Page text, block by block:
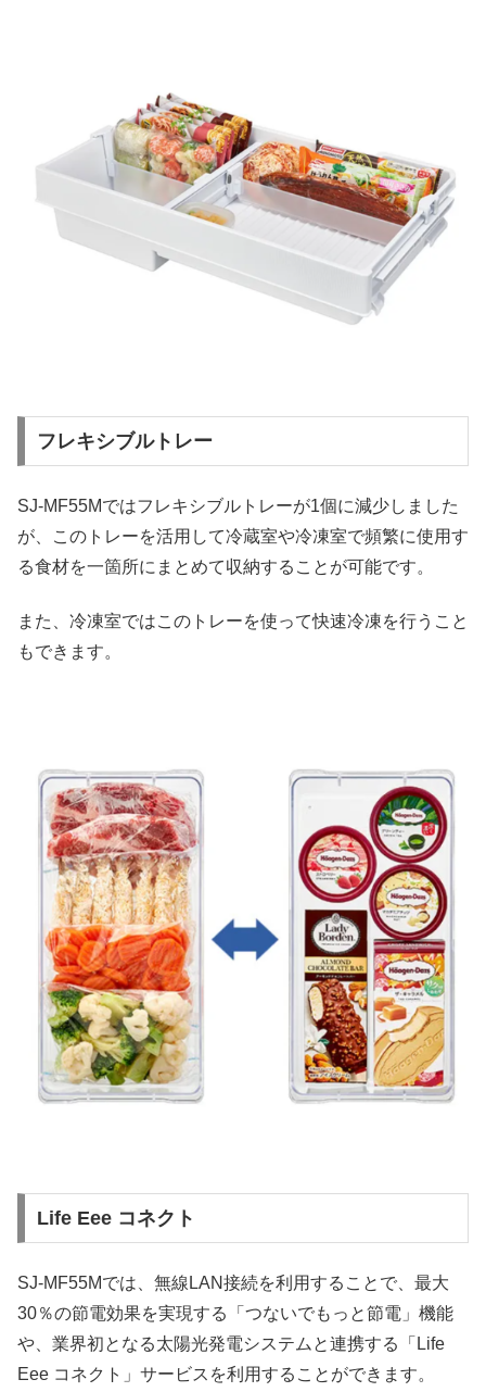
フレキシブルトレー
SJ-MF55Mではフレキシブルトレーが1個に減少しました
が、このトレーを活用して冷蔵室や冷凍室で頻繁に使用す
る食材を一箇所にまとめて収納することが可能です。
また、冷凍室ではこのトレーを使って快速冷凍を行うこと
もできます。
Life Eee コネクト
SJ-MF55Mでは、無線LAN接続を利用することで、最大
30％の節電効果を実現する「つないでもっと節電」機能
や、業界初となる太陽光発電システムと連携する「Life
Eee コネクト」サービスを利用することができます。